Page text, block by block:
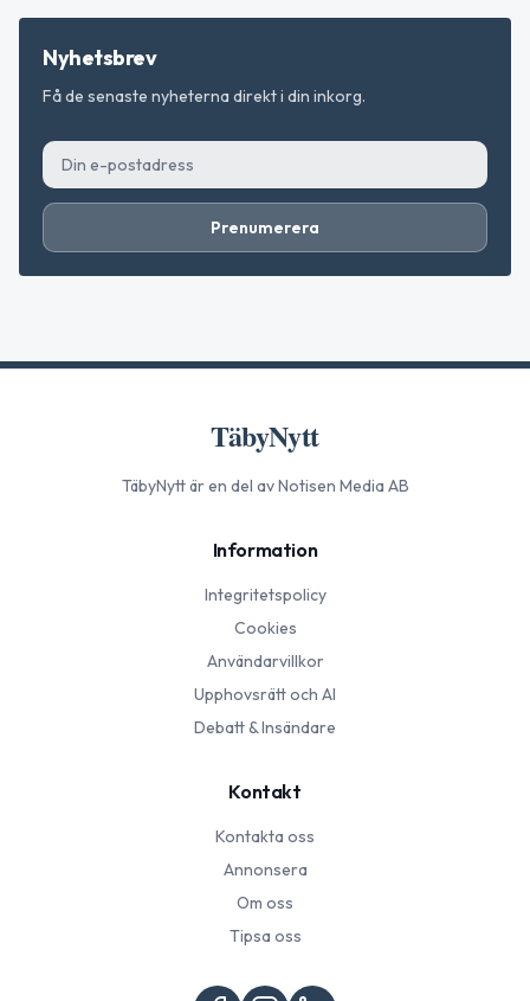
Nyhetsbrev
Få de senaste nyheterna direkt i din inkorg.
Prenumerera
TäbyNytt
TäbyNyttär en del av Notisen Media AB
Information
Integritetspolicy
Cookies
Användarvillkor
Upphovsrätt och AI
Debatt & Insändare
Kontakt
Kontakta oss
Annonsera
Om oss
Tipsa oss